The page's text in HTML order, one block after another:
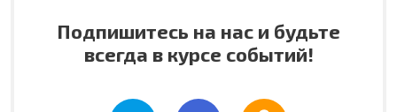
Подпишитесь на нас и будьте
всегда в курсе событий!